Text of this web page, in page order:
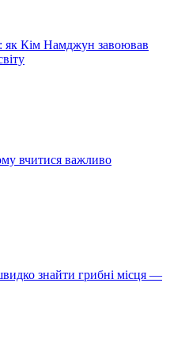
як Кім Намджун завоював
вчитися важливо
знайти грибні місця —